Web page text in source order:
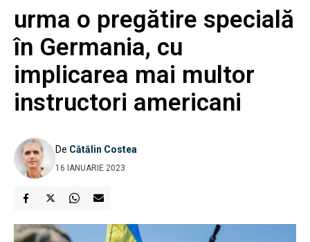
urma o pregătire specială
în Germania, cu
implicarea mai multor
instructori americani
De Cătălin Costea
16 IANUARIE 2023